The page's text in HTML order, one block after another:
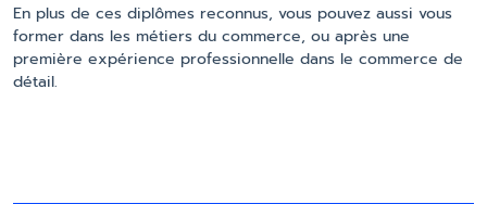
En plus de ces diplômes reconnus, vous pouvez aussi vous
former dans les métiers du commerce, ou après une
première expérience professionnelle dans le commerce de
détail.